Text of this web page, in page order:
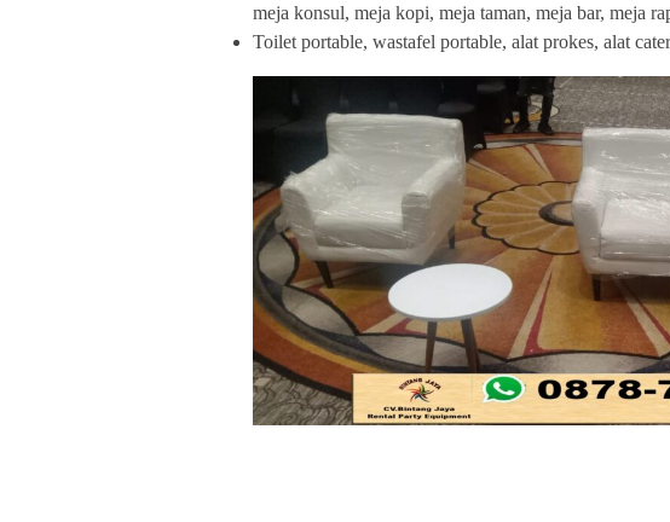
meja konsul, meja kopi, meja taman, meja bar, meja
Toilet portable, wastafel portable, alat prokes, alat